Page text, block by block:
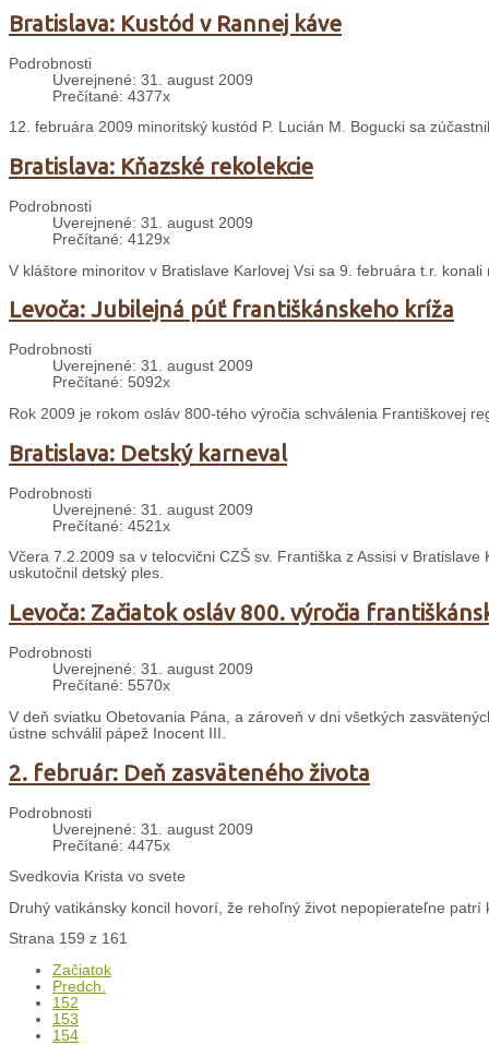
Bratislava: Kustód v Rannej káve
Podrobnosti
Uverejnené: 31. august 2009
Prečítané: 4377x
12. februára 2009 minoritský kustód P. Lucián M. Bogucki sa
Bratislava: Kňazské rekolekcie
Podrobnosti
Uverejnené: 31. august 2009
Prečítané: 4129x
V kláštore minoritov v Bratislave Karlovej Vsi sa 9. februára t.r.
Levoča: Jubilejná púť františkánskeho kríža
Podrobnosti
Uverejnené: 31. august 2009
Prečítané: 5092x
Rok 2009 je rokom osláv 800-tého výročia schválenia Františkovej
Bratislava: Detský karneval
Podrobnosti
Uverejnené: 31. august 2009
Prečítané: 4521x
Včera 7.2.2009 sa v telocvični CZŠ sv. Františka z Assisi v
uskutočnil detský ples.
Levoča: Začiatok osláv 800. výročia
Podrobnosti
Uverejnené: 31. august 2009
Prečítané: 5570x
V deň sviatku Obetovania Pána, a zároveň v dni všetkých
ústne schválil pápež Inocent III.
2. február: Deň zasväteného života
Podrobnosti
Uverejnené: 31. august 2009
Prečítané: 4475x
Svedkovia Krista vo svete
Druhý vatikánsky koncil hovorí, že rehoľný život nepopierateľne patrí
Strana 159 z 161
Začiatok
Predch.
152
153
154